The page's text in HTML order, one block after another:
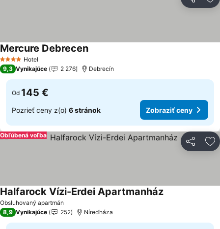
Zdieľať
4 Počet hviezdičiek
Hotel
Mercure Debrecen
9,3 Vynikajúce 2 276 Debrecín
Od 145 €
Pozrieť ceny z(o) 6 stránok Zobraziť ceny
Zdieľať
Obľúbená voľba
Obsluhovaný apartmán
Halfarock Vízi-Erdei Apartmanház
8,9 Vynikajúce 252 Níreďháza